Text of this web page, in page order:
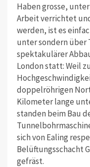
Haben grosse,
Arbeit verrichtet
werden, ist es
unter sondern über
spektakulärer
London statt: Weil
doppelröhrigen
Kilometer lange
standen beim Bau
sich von Ealing
Belüftungsschacht
gefräst.